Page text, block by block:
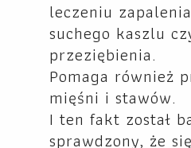
leczeniu
suchego kaszlu
przeziębienia.
Pomaga również
mięśni i stawów.
I ten fakt został
sprawdzony, że